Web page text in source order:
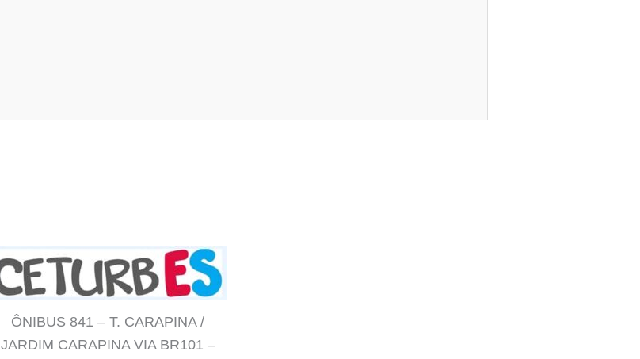
ÔNIBUS 841 – T. CARAPINA /
JARDIM CARAPINA VIA BR101 –